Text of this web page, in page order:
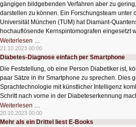
gängigen bildgebenden Verfahren aber zu
darstellen zu können. Ein Forschungsteam unter
Universität München (TUM) hat Diamant-
hochauflösende Kernspintomografen eingesetzt
Weiterlesen …
Mini-
Kernspintomograf
aus
21.10.2023 00:00
Diabetes-Diagnose einfach per Smartphone
Die Feststellung, ob eine Person Diabetiker ist,
paar Sätze in ihr Smartphone zu sprechen. Dies
Sprachtechnologie mit künstlicher Intelligenz
Schritt nach vorne in der Diabeteserkennung
Weiterlesen …
Diagnose
einfach
per
20.10.2023 00:00
Mehr als ein Drittel liest E-Books